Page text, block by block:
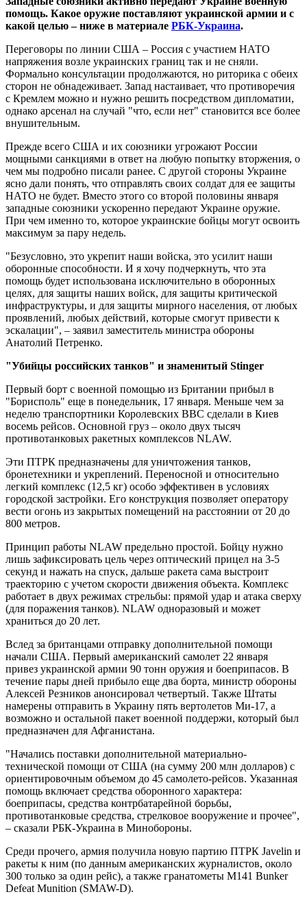
помощь. Какое оружие поставляют украинской армии и с
какой целью – ниже в материале РБК-Украина.
Переговоры по линии США – Россия с участием НАТО
напряжения возле украинских границ так и не сняли.
Формально консультации продолжаются, но риторика с обеих
сторон не обнадеживает. Запад настаивает, что противоречия
с Кремлем можно и нужно решить посредством дипломатии,
однако арсенал на случай "что, если нет" становится все более
внушительным.
Прежде всего США и их союзники угрожают России
мощными санкциями в ответ на любую попытку вторжения, о
чем мы подробно писали ранее. С другой стороны Украине
ясно дали понять, что отправлять своих солдат для ее защиты
НАТО не будет. Вместо этого со второй половины января
западные союзники ускоренно передают Украине оружие.
При чем именно то, которое украинские бойцы могут освоить
максимум за пару недель.
"Безусловно, это укрепит наши войска, это усилит наши
оборонные способности. И я хочу подчеркнуть, что эта
помощь будет использована исключительно в оборонных
целях, для защиты наших войск, для защиты критической
инфраструктуры, и для защиты мирного населения, от любых
проявлений, любых действий, которые смогут привести к
эскалации", – заявил заместитель министра обороны
Анатолий Петренко.
"Убийцы российских танков" и знаменитый Stinger
Первый борт с военной помощью из Британии прибыл в
"Борисполь" еще в понедельник, 17 января. Меньше чем за
неделю транспортники Королевских ВВС сделали в Киев
восемь рейсов. Основной груз – около двух тысяч
противотанковых ракетных комплексов NLAW.
Эти ПТРК предназначены для уничтожения танков,
бронетехники и укреплений. Переносной и относительно
легкий комплекс (12,5 кг) особо эффективен в условиях
городской застройки. Его конструкция позволяет оператору
вести огонь из закрытых помещений на расстоянии от 20 до
800 метров.
Принцип работы NLAW предельно простой. Бойцу нужно
лишь зафиксировать цель через оптический прицел на 3-5
секунд и нажать на спуск, дальше ракета сама выстроит
траекторию с учетом скорости движения объекта. Комплекс
работает в двух режимах стрельбы: прямой удар и атака сверху
(для поражения танков). NLAW одноразовый и может
храниться до 20 лет.
Вслед за британцами отправку дополнительной помощи
начали США. Первый американский самолет 22 января
привез украинской армии 90 тонн оружия и боеприпасов. В
течение пары дней прибыло еще два борта, министр обороны
Алексей Резников анонсировал четвертый. Также Штаты
намерены отправить в Украину пять вертолетов Ми-17, а
возможно и остальной пакет военной поддержи, который был
предназначен для Афганистана.
"Начались поставки дополнительной материально-
технической помощи от США (на сумму 200 млн долларов) с
ориентировочным объемом до 45 самолето-рейсов. Указанная
помощь включает средства оборонного характера:
боеприпасы, средства контрбатарейной борьбы,
противотанковые средства, стрелковое вооружение и прочее",
– сказали РБК-Украина в Минобороны.
Среди прочего, армия получила новую партию ПТРК Javelin и
ракеты к ним (по данным американских журналистов, около
300 только за один рейс), а также гранатометы M141 Bunker
Defeat Munition (SMAW-D).